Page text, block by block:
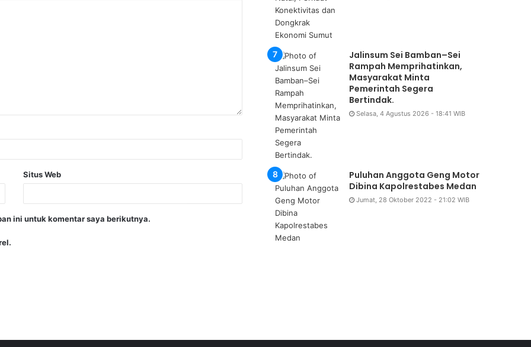
Situs Web
ini untuk komentar saya berikutnya.
Jalinsum Sei Bamban–Sei
Rampah Memprihatinkan,
Masyarakat Minta
Pemerintah Segera
Bertindak.
Selasa, 4 Agustus 2026 - 18:41 WIB
Puluhan Anggota Geng Motor
Dibina Kapolrestabes Medan
Jumat, 28 Oktober 2022 - 21:02 WIB